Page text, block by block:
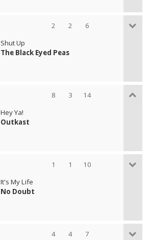
2 2 6
Shut Up
The Black Eyed Peas
8 3 14
Hey Ya!
Outkast
1 1 10
It's My Life
No Doubt
4 4 7